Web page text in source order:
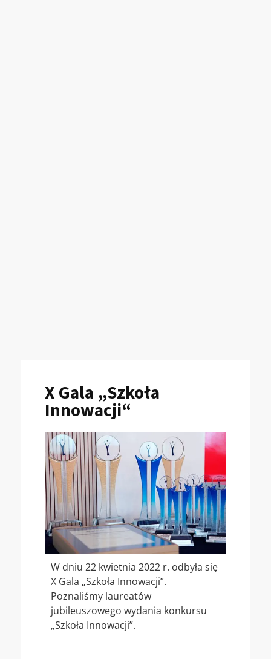
X Gala „Szkoła
Innowacji“
W dniu 22 kwietnia 2022 r. odbyła się
X Gala „Szkoła Innowacji”.
Poznaliśmy laureatów
jubileuszowego wydania konkursu
„Szkoła Innowacji”.